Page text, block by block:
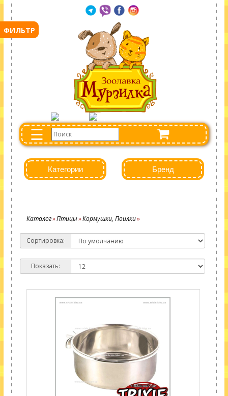
☰
Категории Бренд
Каталог Птицы Кормушки, Поилки
Сортировка:
Показать: